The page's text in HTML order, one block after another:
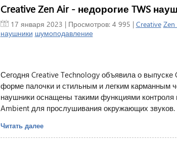
Creative Zen Air - недорогие TWS
17 января 2023 | Просмотров: 4 995 | Creative Zen
наушники шумоподавление
Сегодня Creative Technology объявила о
форме палочки и стильным и легким карманным
наушники оснащены такими функциями
Ambient для прослушивания окружающих звуков.
Читать далее